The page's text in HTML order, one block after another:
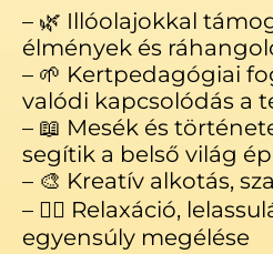
– 🌿 Illóolajokkal
élmények és
– 🌱 Kertpedagógiai
valódi kapcsolódás a
– 📖 Mesék és
segítik a belső világ
– 🎨 Kreatív alkotás,
– 🧘‍♀️ Relaxáció,
egyensúly megélése